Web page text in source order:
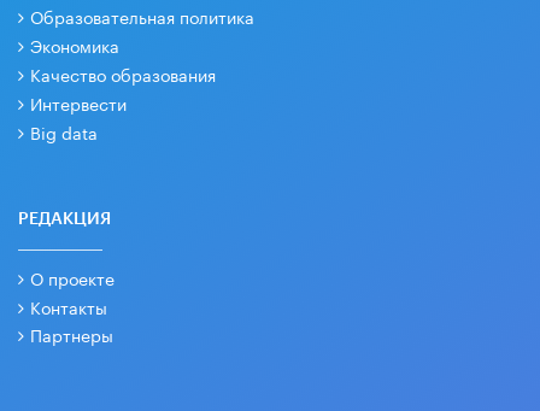
Образовательная политика
Экономика
Качество образования
Интервести
Big data
РЕДАКЦИЯ
О проекте
Контакты
Партнеры